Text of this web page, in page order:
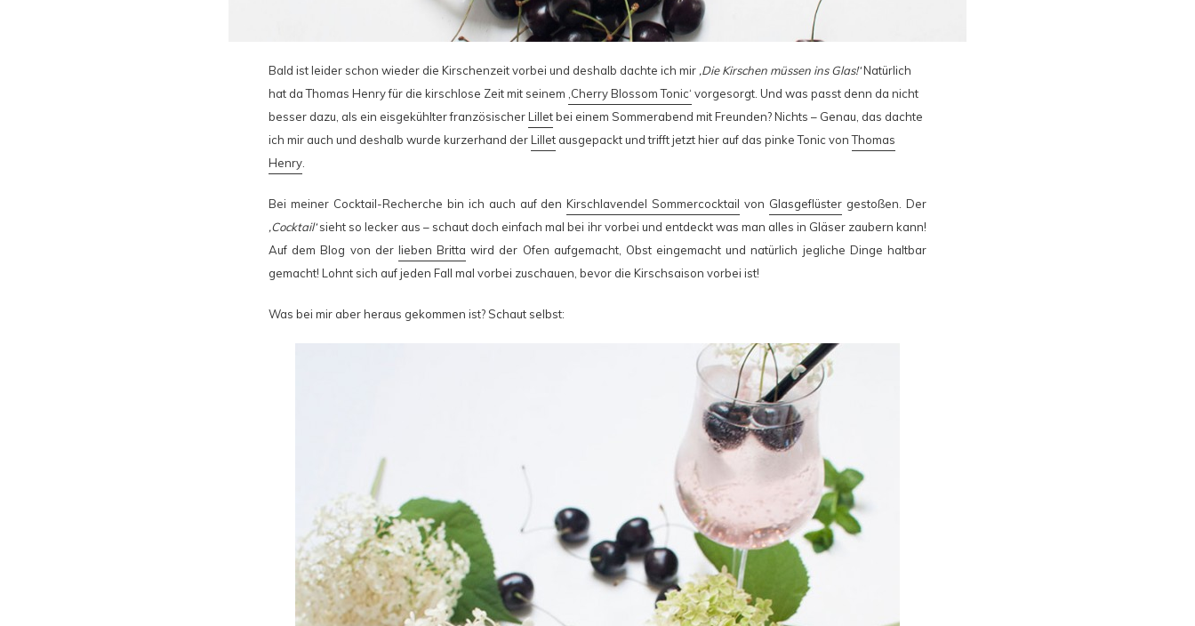
Bald ist leider schon wieder die Kirschenzeit vorbei und deshalb dachte ich mir ‚Die Kirschen müssen ins Glas!‘Natürlich
hat da Thomas Henry für die kirschlose Zeit mit seinem ‚Cherry Blossom Tonic‘ vorgesorgt. Und was passt denn da nicht
besser dazu, als ein eisgekühlter französischerLilletbei einem Sommerabend mit Freunden? Nichts – Genau, das dachte
ich mir auch und deshalb wurde kurzerhand derLillet ausgepackt und trifft jetzt hier auf das pinke Tonic vonThomas
Henry
Bei meiner Cocktail-Recherche bin ich auch auf denKirschlavendel Sommercocktail von Glasgeflüster gestoßen. Der
‚Cocktail‘sieht so lecker aus – schaut doch einfach mal bei ihr vorbei und entdeckt was man alles in Gläser zaubern kann!
Auf dem Blog von der lieben Britta wird der Ofen aufgemacht, Obst eingemacht und natürlich jegliche Dinge haltbar
gemacht! Lohnt sich auf jeden Fall mal vorbei zuschauen, bevor die Kirschsaison vorbei ist!
Was bei mir aber heraus gekommen ist? Schaut selbst: